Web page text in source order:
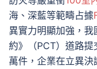
海、深藍等範疇占據
異實力明顯加強，
約》（PCT）道路
萬件，企業在立異